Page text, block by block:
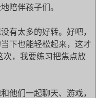
陪伴孩子们。
太多的好转。好吧，
下也能轻松起来，这才
次，我要练习把焦点放
们一起聊天、游戏，